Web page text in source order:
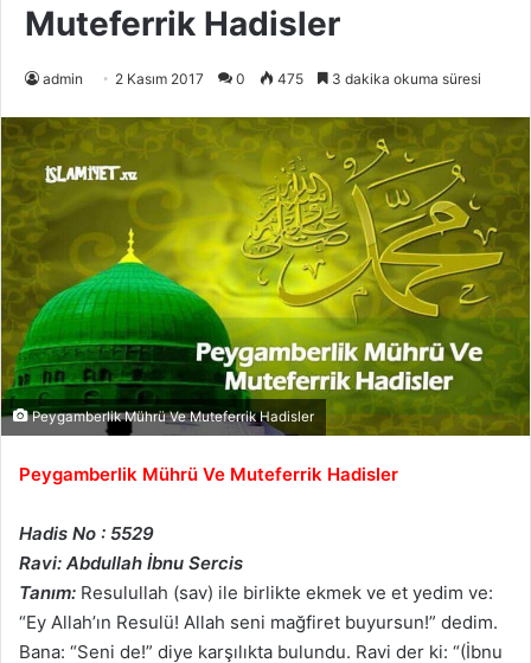
Muteferrik Hadisler
admin 2 Kasım 2017 0 475 3 dakika okuma süresi
Peygamberlik Mührü Ve Muteferrik Hadisler
Peygamberlik Mührü Ve Muteferrik Hadisler
Hadis No : 5529
Ravi: Abdullah İbnu Sercis
Tanım: Resulullah (sav) ile birlikte ekmek ve et yedim ve:
“Ey Allah’ın Resulü! Allah seni mağfiret buyursun!” dedim.
Bana: “Seni de!” diye karşılıkta bulundu. Ravi der ki: “(İbnu